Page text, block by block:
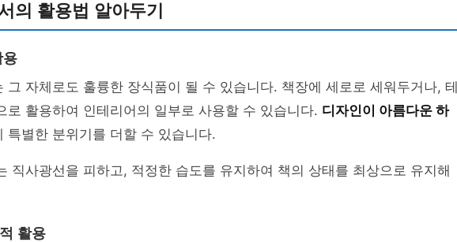
의 활용법 알아두기
용
그 자체로도 훌륭한 장식품이 될 수 있습니다. 책장에 세로로 세워두거나, 테
로 활용하여 인테리어의 일부로 사용할 수 있습니다. 디자인이 아름다운 하
특별한 분위기를 더할 수 있습니다.
직사광선을 피하고, 적정한 습도를 유지하여 책의 상태를 최상으로 유지해
활용